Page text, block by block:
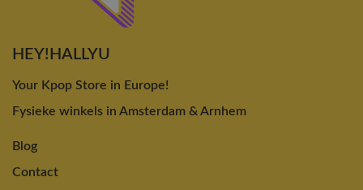
HEY!HALLYU
Your Kpop Store in Europe!
Fysieke winkels in Amsterdam & Arnhem
Blog
Contact